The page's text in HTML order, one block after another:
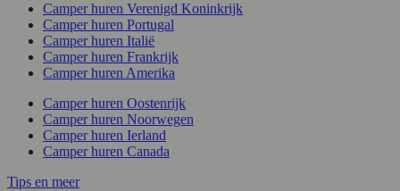
Camper huren Verenigd Koninkrijk
Camper huren Portugal
Camper huren Italië
Camper huren Frankrijk
Camper huren Amerika
Camper huren Oostenrijk
Camper huren Noorwegen
Camper huren Ierland
Camper huren Canada
Tips en meer